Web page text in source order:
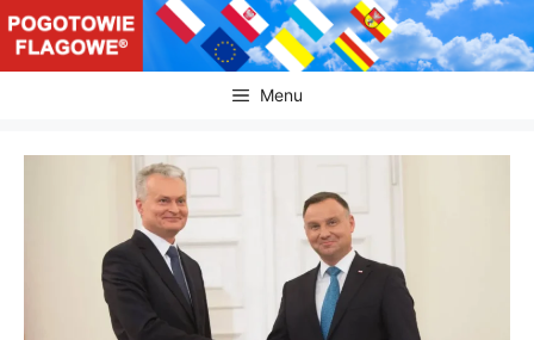
Przejdź
do
treści
Menu